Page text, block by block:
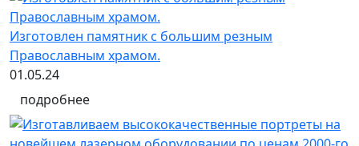
Изготовлен памятник с большим резным
Православным храмом.
01.05.24
подробнее